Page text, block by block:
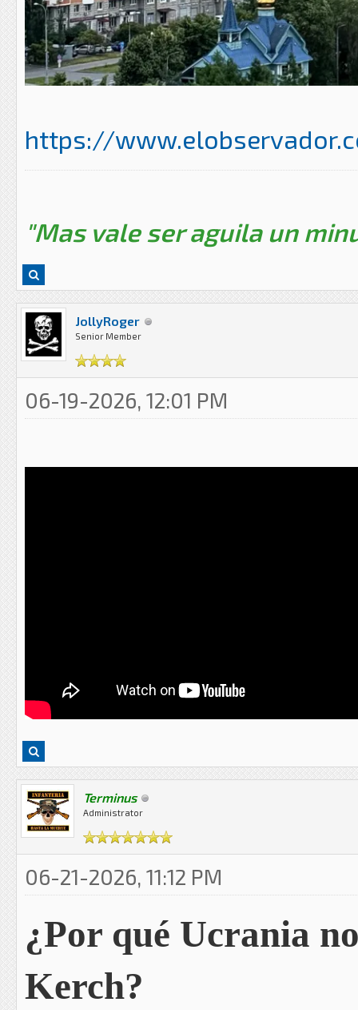
https://
"Mas vale ser aguila un
JollyRoger
Senior Member
06-19-2026, 12:01 PM
Terminus
Administrator
06-21-2026, 11:12 PM
¿Por qué Ucrania
Kerch?